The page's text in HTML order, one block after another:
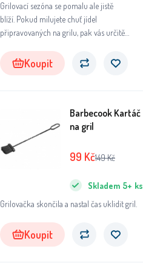
Grilovací sezóna se pomalu ale jistě
blíží. Pokud milujete chuť jídel
připravovaných na grilu, pak vás určitě
Koupit
Barbecook Kartáč
na gril
Grilovačka skončila a nastal čas uklidit gril.
Skladem 5+ ks
99 Kč149Kč
Koupit